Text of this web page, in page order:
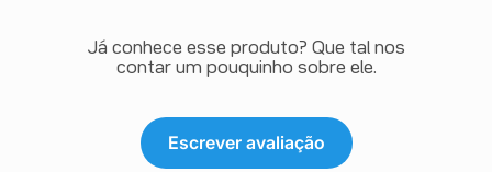
Já conhece esse produto? Que tal nos
contar um pouquinho sobre ele.
Escrever avaliação